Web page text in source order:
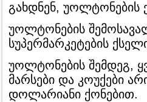
გახდნენ,
უოლტონების
სუპერმარკეტების
უოლტონების შემდეგ,
მარსები და კოუქები
დოლარიანი ქონებით.